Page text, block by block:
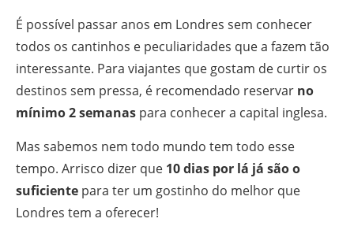
É possível passar anos em Londres sem conhecer
todos os cantinhos e peculiaridades que a fazem tão
interessante. Para viajantes que gostam de curtir os
destinos sem pressa, é recomendado reservar no
mínimo 2 semanas para conhecer a capital inglesa.
Mas sabemos nem todo mundo tem todo esse
tempo. Arrisco dizer que 10 dias por lá já são o
suficiente para ter um gostinho do melhor que
Londres tem a oferecer!